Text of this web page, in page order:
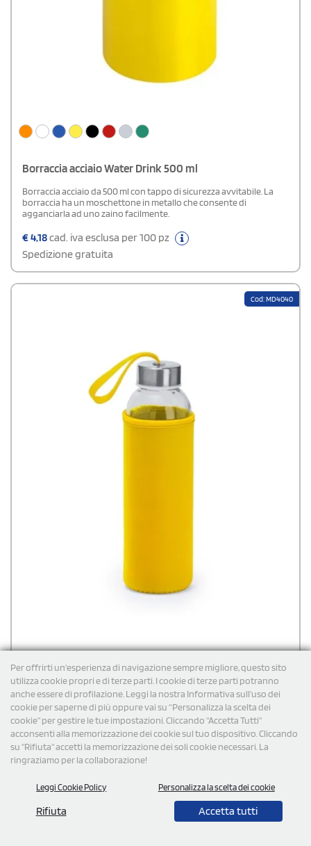
Per offrirti un'esperienza di navigazione sempre migliore, questo sito
utilizza cookie propri e di terze parti. I cookie di terze parti potranno
anche essere di profilazione. Leggi la nostra Informativa sull’uso dei
cookie per saperne di più oppure vai su “Personalizza la scelta dei
cookie” per gestire le tue impostazioni. Cliccando "Accetta Tutti"
acconsenti alla memorizzazione dei cookie sul tuo dispositivo. Cliccando
su "Rifiuta" accetti la memorizzazione dei soli cookie necessari. La
ringraziamo per la collaborazione!
Leggi Cookie Policy Personalizza la scelta dei cookie
Rifiuta Accetta tutti
Borraccia acciaio Water Drink 500 ml
Borraccia acciaio da 500 ml con tappo di sicurezza avvitabile. La
borraccia ha un moschettone in metallo che consente di
agganciarla ad uno zaino facilmente.
€4,18cad. iva esclusa per 100 pz
Spedizione gratuita
Cod: MD4040
Borraccia in vetro con custodia in neoprene
personalizzata Roly Camu 500 ml
Bottiglia in vetro con capacità di 500 ml e custodia in neoprene,
abbinata a un cinturino colorato per il trasporto.La stampa si
2,66cad. iva esclusa per 100 pz
Spedizione gratuita